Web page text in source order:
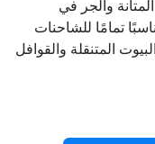
والجر في
تمامًا للشاحنات
المتنقلة والقوافل